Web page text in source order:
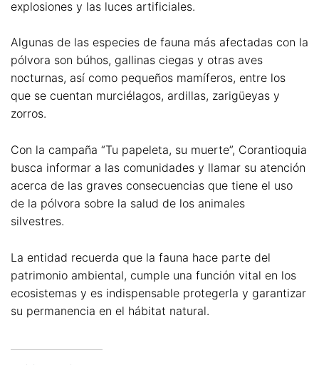
explosiones y las luces artificiales.
Algunas de las especies de fauna más afectadas con la
pólvora son búhos, gallinas ciegas y otras aves
nocturnas, así como pequeños mamíferos, entre los
que se cuentan murciélagos, ardillas, zarigüeyas y
zorros.
Con la campaña “Tu papeleta, su muerte”, Corantioquia
busca informar a las comunidades y llamar su atención
acerca de las graves consecuencias que tiene el uso
de la pólvora sobre la salud de los animales
silvestres.
La entidad recuerda que la fauna hace parte del
patrimonio ambiental, cumple una función vital en los
ecosistemas y es indispensable protegerla y garantizar
su permanencia en el hábitat natural.